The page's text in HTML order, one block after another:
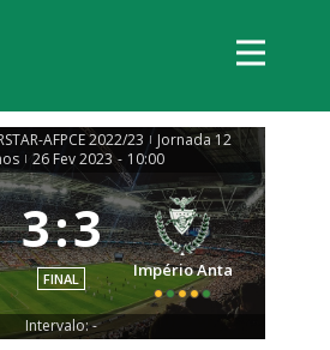
AFPCE 2022/23 | Jornada 12
| 26 Fev 2023 - 10:00
3:3
FINAL Império Anta
Intervalo: -